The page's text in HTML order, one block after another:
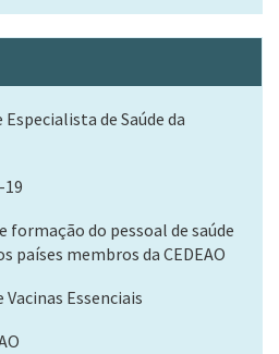
de Saúde da
19
formação do pessoal de saúde
países membros da CEDEAO
Essenciais